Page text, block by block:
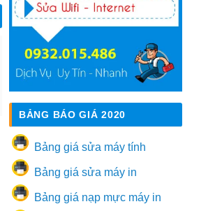
BẢNG BÁO GIÁ 2020
Bảng giá sửa máy tính
Bảng giá sửa máy in
Bảng giá nạp mực máy in